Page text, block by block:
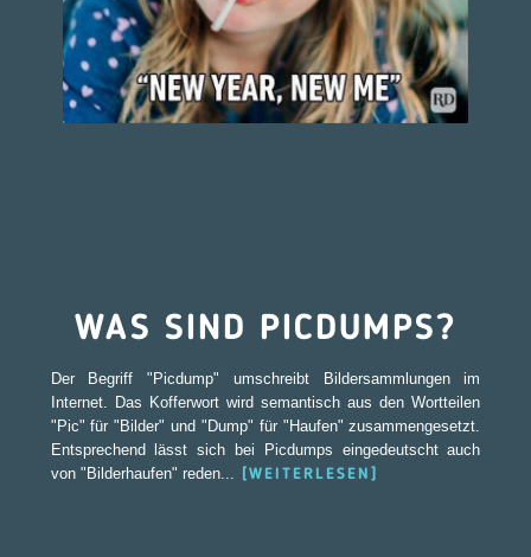
WAS SIND PICDUMPS?
Der Begriff "Picdump" umschreibt Bildersammlungen im
Internet. Das Kofferwort wird semantisch aus den Wortteilen
"Pic" für "Bilder" und "Dump" für "Haufen" zusammengesetzt.
Entsprechend lässt sich bei Picdumps eingedeutscht auch
von "Bilderhaufen" reden...
[WEITERLESEN]